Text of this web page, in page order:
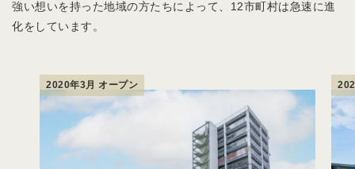
強い想いを持った地域の方たちによって、12市町村は急速に進
化をしています。
2020年3月 オープン